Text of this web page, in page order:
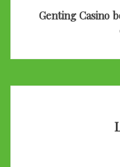
Genting Casino